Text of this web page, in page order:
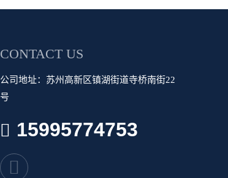
CONTACT US
公司地址：苏州高新区镇湖街道寺桥南街22
号
15995774753